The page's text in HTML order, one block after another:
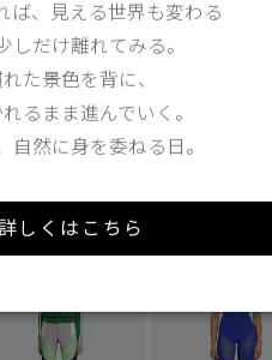
へのおすすめ
ば、見える世界も変わる
しだけ離れてみる。
た景色を背に、
るまま進んでいく。
自然に身を委ねる日。
詳しくはこちら